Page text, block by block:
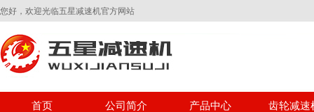
您好，欢迎光临五星减速机官方网站
首页 公司简介 产品中心 齿轮减速